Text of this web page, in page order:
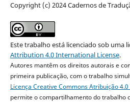
Copyright (c) 2024 Cadernos de
Este trabalho está licenciado sob uma
Attribution 4.0 International License.
Autores mantêm os direitos autorais e
primeira publicação, com o trabalho
Licença Creative Commons Atribuição
permite o compartilhamento do trabalho